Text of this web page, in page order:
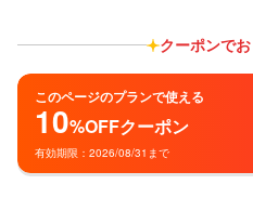
クーポンで
このページのプランで使える
10%OFFクーポン
有効期限：2026/08/31まで